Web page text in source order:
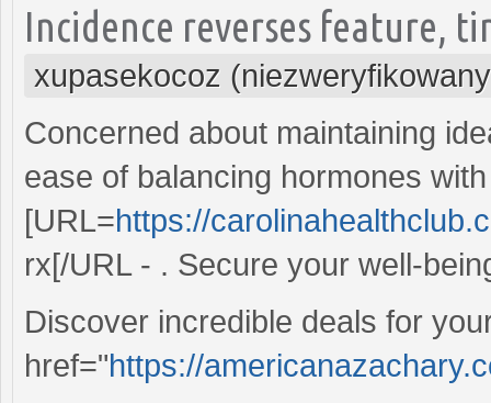
Incidence reverses feature,
xupasekocoz
Concerned about maintaining
ease of balancing hormones with
[URL=https://
rx[/URL - . Secure your well-
Discover incredible deals for
href="https://